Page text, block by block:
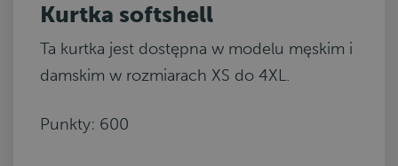
Kurtka softshell
Ta kurtka jest dostępna w modelu męskim i
damskim w rozmiarach XS do 4XL.
Punkty: 600